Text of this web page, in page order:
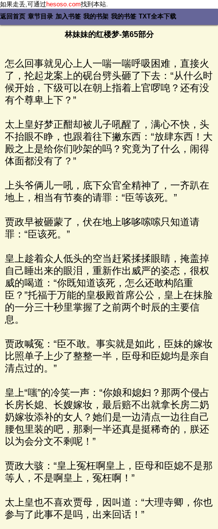
如果走丢,可通过hesoso.com找到本站.
返回首页 章节目录 加入书签 我的书架 我的书签 TXT全本下载
林妹妹的红楼梦-第65部分
怎么回事就见心上人一喘一喘呼吸困难，直接火
了，抡起龙案上的砚台劈头砸了下去：“从什么时
候开始，下级可以在朝上指着上官啰唣？还有没
有个尊卑上下？”
太上皇好梦正酣却被儿子吼醒了，满心不快，头
不抬眼不睁，也跟着往下撇东西：“放肆东西！大
殿之上是给你们吵架的吗？究竟为了什么，闹得
体面都没有了？”
上头爷俩儿一吼，底下众官全精神了，一齐趴在
地上，相当有节奏的请罪：“臣等该死。”
贾政早被砸蒙了，伏在地上哆哆嗦嗦只知道请
罪：“臣该死。”
皇上趁着众人低头的空当赶紧揉揉眼睛，掩盖掉
自己睡出来的眼泪，重新作出威严的姿态，很权
威的喝道：“你既知道该死，怎么还敢构陷重
臣？”托福于万能的皇极殿首席公公，皇上在抹脸
的一分三十秒里掌握了之前两个时辰的主要信
息。
贾政喊冤：“臣不敢。事实就是如此，臣妹的嫁妆
比照单子上少了整整一半，臣母和臣媳均是亲自
清点过的。”
皇上“嗤”的冷笑一声：“你娘和媳妇？那两个侵占
长房长媳、长嫂嫁妆，最后赔不出就拿长房二奶
奶嫁妆添补的女人？她们是一边清点一边往自己
腰包里装的吧，那剩一半还真是挺稀奇的，朕还
以为会分文不剩呢！”
贾政大骇：“皇上冤枉啊皇上，臣母和臣媳不是那
等人，不是啊皇上，冤枉啊！”
太上皇也不喜欢贾母，因叫道：“大理寺卿，你也
参与了此事不是吗，出来回话！”